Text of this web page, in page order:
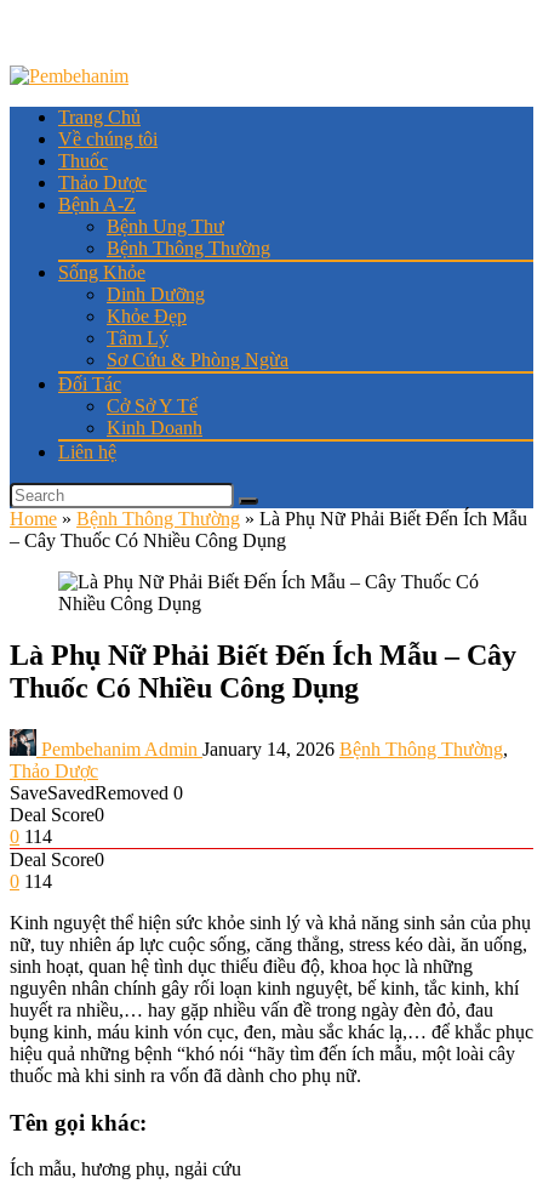
Trang Chủ
Về chúng tôi
Thuốc
Thảo Dược
Bệnh A-Z
Bệnh Ung Thư
Bệnh Thông Thường
Sống Khỏe
Dinh Dưỡng
Khỏe Đẹp
Tâm Lý
Sơ Cứu & Phòng Ngừa
Đối Tác
Cở Sở Y Tế
Kinh Doanh
Liên hệ
Home » Bệnh Thông Thường » Là Phụ Nữ Phải Biết Đến Ích Mẫu
– Cây Thuốc Có Nhiều Công Dụng
Là Phụ Nữ Phải Biết Đến Ích Mẫu – Cây
Thuốc Có Nhiều Công Dụng
Pembehanim Admin January 14, 2026 Bệnh Thông Thường,
Thảo Dược
SaveSavedRemoved 0
Deal Score0
0 114
Deal Score0
0 114
Kinh nguyệt thể hiện sức khỏe sinh lý và khả năng sinh sản của phụ
nữ, tuy nhiên áp lực cuộc sống, căng thẳng, stress kéo dài, ăn uống,
sinh hoạt, quan hệ tình dục thiếu điều độ, khoa học là những
nguyên nhân chính gây rối loạn kinh nguyệt, bế kinh, tắc kinh, khí
huyết ra nhiều,… hay gặp nhiều vấn đề trong ngày đèn đỏ, đau
bụng kinh, máu kinh vón cục, đen, màu sắc khác lạ,… để khắc phục
hiệu quả những bệnh “khó nói “hãy tìm đến ích mẫu, một loài cây
thuốc mà khi sinh ra vốn đã dành cho phụ nữ.
Tên gọi khác:
Ích mẫu, hương phụ, ngải cứu